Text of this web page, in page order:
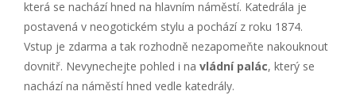
která se nachází hned na hlavním náměstí. Katedrála je
postavená v neogotickém stylu a pochází z roku 1874.
Vstup je zdarma a tak rozhodně nezapomeňte nakouknout
dovnitř. Nevynechejte pohled i na vládní palác, který se
nachází na náměstí hned vedle katedrály.